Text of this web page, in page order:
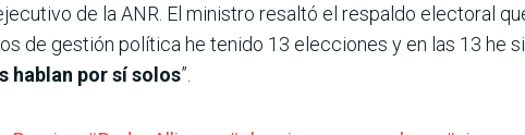
de la ANR. El ministro resaltó el respaldo electoral
de gestión política he tenido 13 elecciones y en las 13 he
hablan por sí solos”.